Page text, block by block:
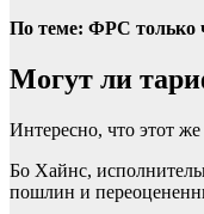
По теме: ФРС только
Могут ли
Интересно, что этот
Бо Хайнс,
пошлин и